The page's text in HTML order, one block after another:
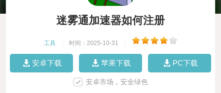
迷雾通加速器如何注册
工具 时间：2025-10-31
安卓下载 苹果下载 PC下载
安卓市场，安全绿色